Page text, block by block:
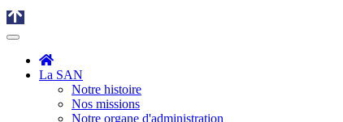
La SAN
Notre histoire
Nos missions
Notre organe d'administration